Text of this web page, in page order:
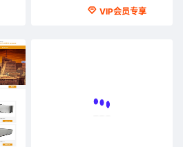
VIP会员专享